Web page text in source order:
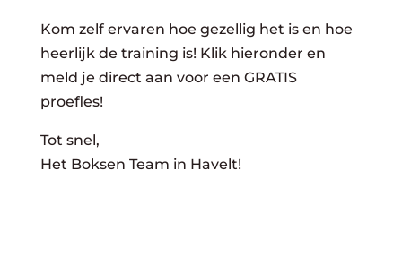
Kom zelf ervaren hoe gezellig het is en hoe
heerlijk de training is! Klik hieronder en
meld je direct aan voor een GRATIS
proefles!
Tot snel,
Het Boksen Team in Havelt!